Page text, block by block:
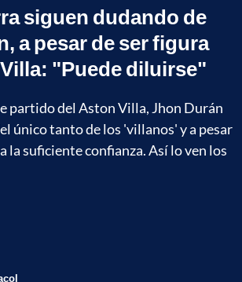
siguen dudando de
a pesar de ser figura
"Puede diluirse"
partido del Aston Villa, Jhon Durán
único tanto de los 'villanos' y a pesar
la suficiente confianza. Así lo ven los